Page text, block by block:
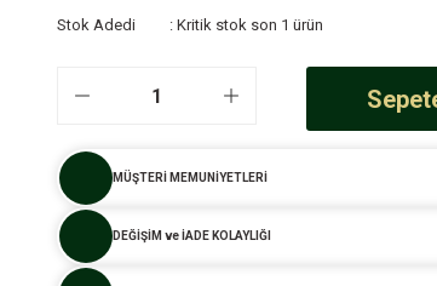
Stok Adedi
Kritik stok son 1 ürün
MÜŞTERİ MEMUNİYETLERİ
DEĞİŞİM ve İADE KOLAYLIĞI